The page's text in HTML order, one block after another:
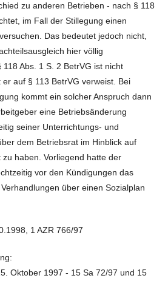
zu anderen Betrieben - nach § 118
im Fall der Stillegung einen
Das bedeutet jedoch nicht,
hier völlig
Abs. 1 S. 2 BetrVG ist nicht
auf § 113 BetrVG verweist. Bei
kommt ein solcher Anspruch dann
eine Betriebsänderung
seiner Unterrichtungs- und
dem Betriebsrat im Hinblick auf
haben. Vorliegend hatte der
vor den Kündigungen das
über einen Sozialplan
1 AZR 766/97
Oktober 1997 - 15 Sa 72/97 und 15